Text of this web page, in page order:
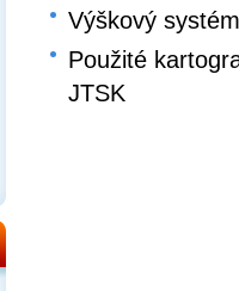
Výškový
Použité
JTSK